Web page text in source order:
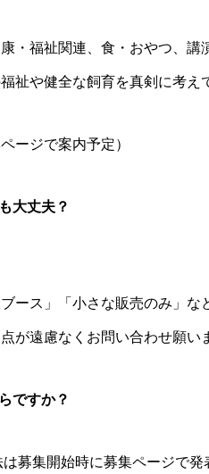
・福祉関連、食・おやつ、
祉や健全な飼育を真剣に考
ージで案内予定）
大丈夫？
ブース」「小さな販売のみ」
が遠慮なくお問い合わせ願い
ですか？
募集開始時に募集ページで発